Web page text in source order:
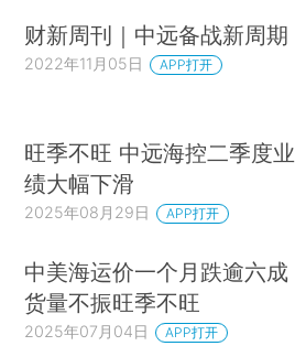
财新周刊｜中远备战新周期
2022年11月05日 APP打开
旺季不旺 中远海控二季度业
绩大幅下滑
2025年08月29日 APP打开
中美海运价一个月跌逾六成
货量不振旺季不旺
2025年07月04日 APP打开